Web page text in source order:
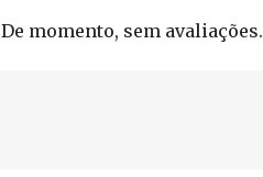
De momento, sem avaliações.